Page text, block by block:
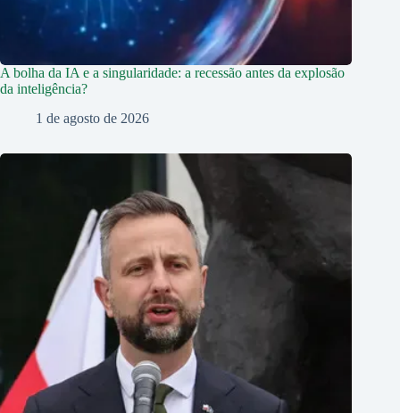
A bolha da IA e a singularidade: a recessão antes da explosão
da inteligência?
1 de agosto de 2026